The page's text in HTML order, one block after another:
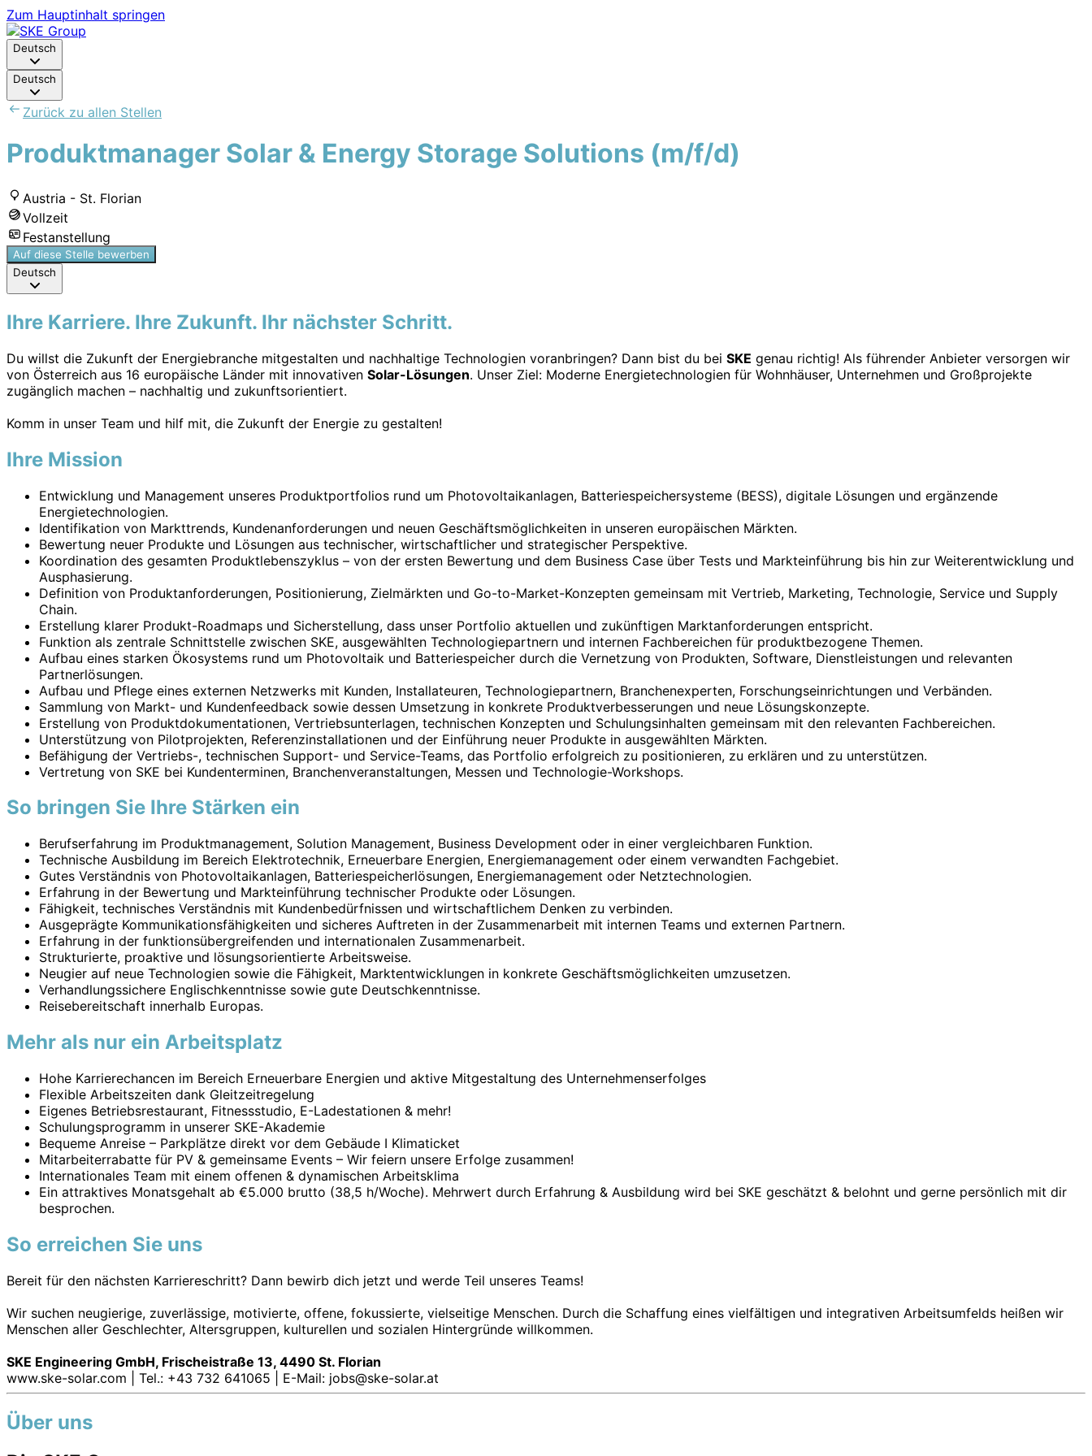
Zum Hauptinhalt springen
Deutsch
Deutsch
Zurück zu allen Stellen
Produktmanager Solar & Energy Storage Solutions (m/f/d)
Austria - St. Florian
Vollzeit
Festanstellung
Auf diese Stelle bewerben
Deutsch
Ihre Karriere. Ihre Zukunft. Ihr nächster Schritt.
Du willst die Zukunft der Energiebranche mitgestalten und nachhaltige Technologien voranbringen? Dann bist du bei SKE genau richtig! Als führender Anbieter versorgen wir
von Österreich aus 16 europäische Länder mit innovativen Solar-Lösungen. Unser Ziel: Moderne Energietechnologien für Wohnhäuser, Unternehmen und Großprojekte
zugänglich machen – nachhaltig und zukunftsorientiert.
Komm in unser Team und hilf mit, die Zukunft der Energie zu gestalten!
Ihre Mission
Entwicklung und Management unseres Produktportfolios rund um Photovoltaikanlagen, Batteriespeichersysteme (BESS), digitale Lösungen und ergänzende
Energietechnologien.
Identifikation von Markttrends, Kundenanforderungen und neuen Geschäftsmöglichkeiten in unseren europäischen Märkten.
Bewertung neuer Produkte und Lösungen aus technischer, wirtschaftlicher und strategischer Perspektive.
Koordination des gesamten Produktlebenszyklus – von der ersten Bewertung und dem Business Case über Tests und Markteinführung bis hin zur Weiterentwicklung und
Ausphasierung.
Definition von Produktanforderungen, Positionierung, Zielmärkten und Go-to-Market-Konzepten gemeinsam mit Vertrieb, Marketing, Technologie, Service und Supply
Chain.
Erstellung klarer Produkt-Roadmaps und Sicherstellung, dass unser Portfolio aktuellen und zukünftigen Marktanforderungen entspricht.
Funktion als zentrale Schnittstelle zwischen SKE, ausgewählten Technologiepartnern und internen Fachbereichen für produktbezogene Themen.
Aufbau eines starken Ökosystems rund um Photovoltaik und Batteriespeicher durch die Vernetzung von Produkten, Software, Dienstleistungen und relevanten
Partnerlösungen.
Aufbau und Pflege eines externen Netzwerks mit Kunden, Installateuren, Technologiepartnern, Branchenexperten, Forschungseinrichtungen und Verbänden.
Sammlung von Markt- und Kundenfeedback sowie dessen Umsetzung in konkrete Produktverbesserungen und neue Lösungskonzepte.
Erstellung von Produktdokumentationen, Vertriebsunterlagen, technischen Konzepten und Schulungsinhalten gemeinsam mit den relevanten Fachbereichen.
Unterstützung von Pilotprojekten, Referenzinstallationen und der Einführung neuer Produkte in ausgewählten Märkten.
Befähigung der Vertriebs-, technischen Support- und Service-Teams, das Portfolio erfolgreich zu positionieren, zu erklären und zu unterstützen.
Vertretung von SKE bei Kundenterminen, Branchenveranstaltungen, Messen und Technologie-Workshops.
So bringen Sie Ihre Stärken ein
Berufserfahrung im Produktmanagement, Solution Management, Business Development oder in einer vergleichbaren Funktion.
Technische Ausbildung im Bereich Elektrotechnik, Erneuerbare Energien, Energiemanagement oder einem verwandten Fachgebiet.
Gutes Verständnis von Photovoltaikanlagen, Batteriespeicherlösungen, Energiemanagement oder Netztechnologien.
Erfahrung in der Bewertung und Markteinführung technischer Produkte oder Lösungen.
Fähigkeit, technisches Verständnis mit Kundenbedürfnissen und wirtschaftlichem Denken zu verbinden.
Ausgeprägte Kommunikationsfähigkeiten und sicheres Auftreten in der Zusammenarbeit mit internen Teams und externen Partnern.
Erfahrung in der funktionsübergreifenden und internationalen Zusammenarbeit.
Strukturierte, proaktive und lösungsorientierte Arbeitsweise.
Neugier auf neue Technologien sowie die Fähigkeit, Marktentwicklungen in konkrete Geschäftsmöglichkeiten umzusetzen.
Verhandlungssichere Englischkenntnisse sowie gute Deutschkenntnisse.
Reisebereitschaft innerhalb Europas.
Mehr als nur ein Arbeitsplatz
Hohe Karrierechancen im Bereich Erneuerbare Energien und aktive Mitgestaltung des Unternehmenserfolges
Flexible Arbeitszeiten dank Gleitzeitregelung
Eigenes Betriebsrestaurant, Fitnessstudio, E-Ladestationen & mehr!
Schulungsprogramm in unserer SKE-Akademie
Bequeme Anreise – Parkplätze direkt vor dem Gebäude I Klimaticket
Mitarbeiterrabatte für PV & gemeinsame Events – Wir feiern unsere Erfolge zusammen!
Internationales Team mit einem offenen & dynamischen Arbeitsklima
Ein attraktives Monatsgehalt ab €5.000 brutto (38,5 h/Woche). Mehrwert durch Erfahrung & Ausbildung wird bei SKE geschätzt & belohnt und gerne persönlich mit dir
besprochen.
So erreichen Sie uns
Bereit für den nächsten Karriereschritt? Dann bewirb dich jetzt und werde Teil unseres Teams!
Wir suchen neugierige, zuverlässige, motivierte, offene, fokussierte, vielseitige Menschen. Durch die Schaffung eines vielfältigen und integrativen Arbeitsumfelds heißen wir
Menschen aller Geschlechter, Altersgruppen, kulturellen und sozialen Hintergründe willkommen.
SKE Engineering GmbH, Frischeistraße 13, 4490 St. Florian
www.ske-solar.com | Tel.: +43 732 641065 | E-Mail: jobs@ske-solar.at
Über uns